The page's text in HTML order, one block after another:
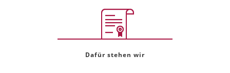
Dafür stehen wir